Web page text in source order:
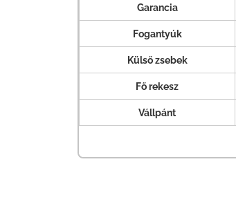
Garancia
Fogantyúk
Külső zsebek
Fő rekesz
Vállpánt